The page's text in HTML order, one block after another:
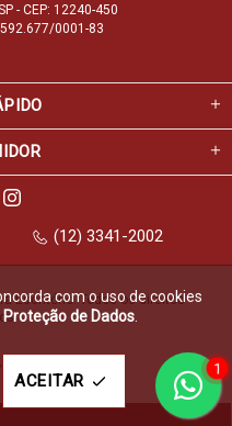
- CEP: 12240-450
0001-83
(12) 3341-2002
Escritório. Todos os direitos
com o uso de cookies
Proteção de Dados
ACEITAR
1